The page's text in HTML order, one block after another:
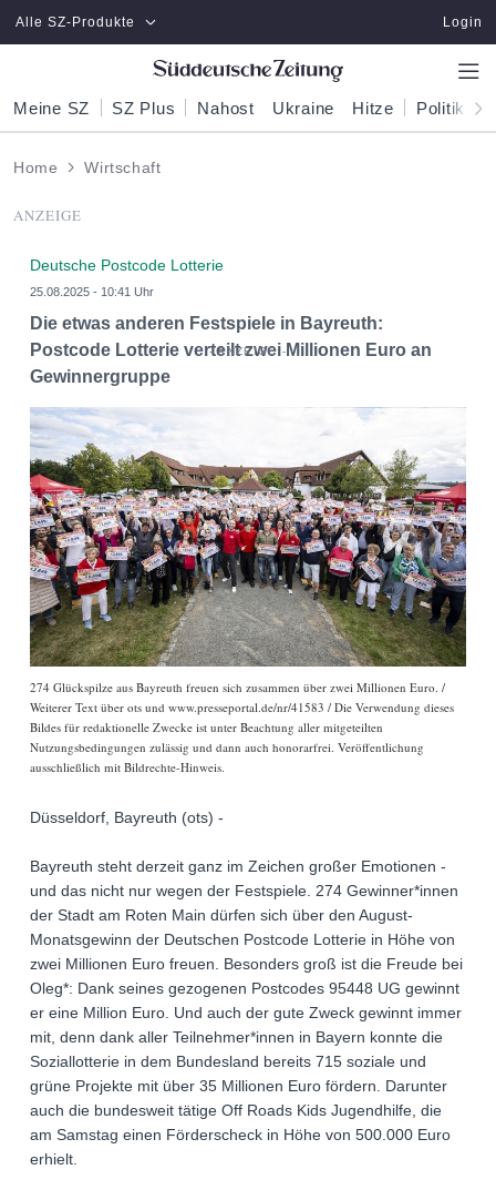
Zum Hauptinhalt springen
Alle SZ-Produkte Login
Meine SZ SZ Plus Nahost Ukraine Hitze Politik
Home Wirtschaft
ANZEIGE
Deutsche Postcode Lotterie
25.08.2025 - 10:41 Uhr
Die etwas anderen Festspiele in Bayreuth:
Postcode Lotterie verteilt zwei Millionen Euro an
Gewinnergruppe
274 Glückspilze aus Bayreuth freuen sich zusammen über zwei Millionen Euro. /
Weiterer Text über ots und www.presseportal.de/nr/41583 / Die Verwendung dieses
Bildes für redaktionelle Zwecke ist unter Beachtung aller mitgeteilten
Nutzungsbedingungen zulässig und dann auch honorarfrei. Veröffentlichung
ausschließlich mit Bildrechte-Hinweis.
Düsseldorf, Bayreuth (ots) -
Bayreuth steht derzeit ganz im Zeichen großer Emotionen -
und das nicht nur wegen der Festspiele. 274 Gewinner*innen
der Stadt am Roten Main dürfen sich über den August-
Monatsgewinn der Deutschen Postcode Lotterie in Höhe von
zwei Millionen Euro freuen. Besonders groß ist die Freude bei
Oleg*: Dank seines gezogenen Postcodes 95448 UG gewinnt
er eine Million Euro. Und auch der gute Zweck gewinnt immer
mit, denn dank aller Teilnehmer*innen in Bayern konnte die
Soziallotterie in dem Bundesland bereits 715 soziale und
grüne Projekte mit über 35 Millionen Euro fördern. Darunter
auch die bundesweit tätige Off Roads Kids Jugendhilfe, die
am Samstag einen Förderscheck in Höhe von 500.000 Euro
erhielt.